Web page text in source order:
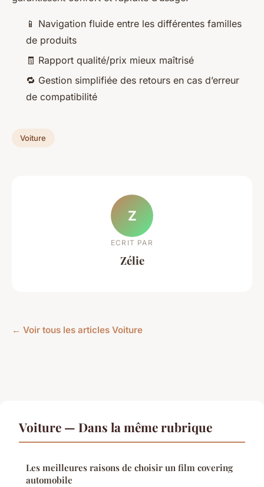
📱 Navigation fluide entre les différentes familles
de produits
🧾 Rapport qualité/prix mieux maîtrisé
🔁 Gestion simplifiée des retours en cas d’erreur
de compatibilité
Voiture
Z
ECRIT PAR
Zélie
← Voir tous les articles Voiture
Voiture — Dans la même rubrique
Les meilleures raisons de choisir un film covering
automobile